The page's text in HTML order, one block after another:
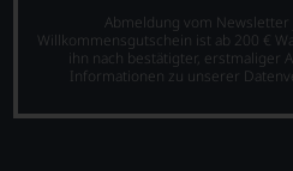
Abmeldung vom
Willkommensgutschein ist ab 200 €
ihn nach bestätigter, erstmaliger
Informationen zu unserer